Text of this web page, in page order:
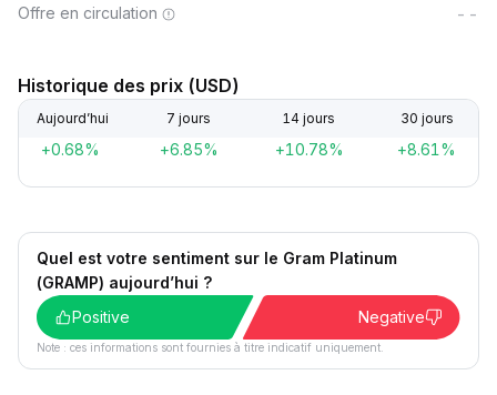
Offre en circulation --
Historique des prix (USD)
Aujourd’hui 7 jours 14 jours 30 jours
+0.68% +6.85% +10.78% +8.61%
Quel est votre sentiment sur le Gram Platinum
(GRAMP) aujourd’hui ?
Positive
Negative
Note : ces informations sont fournies à titre indicatif uniquement.